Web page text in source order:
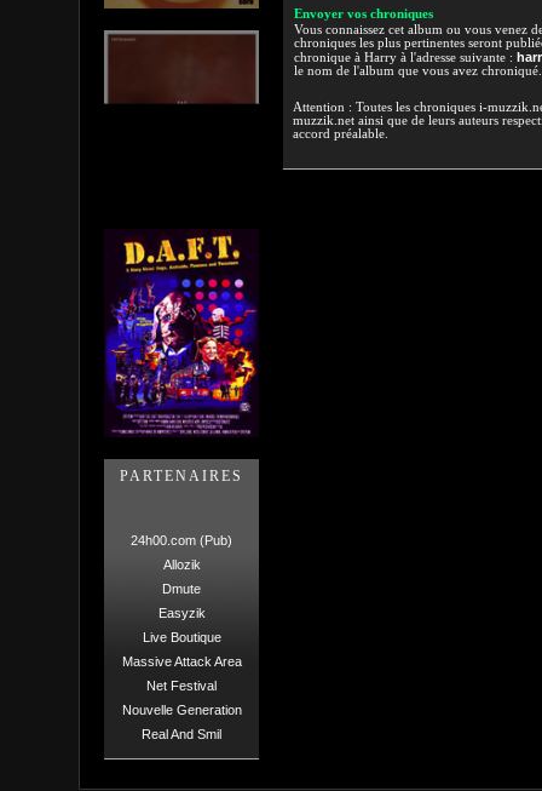
PARTENAIRES
24h00.com (Pub)
Allozik
Dmute
Easyzik
Live Boutique
Massive Attack Area
Net Festival
Nouvelle Generation
Real And Smil
Envoyer vos chroniques
Vous connaissez cet album ou vous venez
chroniques les plus pertinentes seront
chronique à Harry à l'adresse suivante :
le nom de l'album que vous avez
Attention : Toutes les chroniques i-
muzzik.net ainsi que de leurs auteurs
accord préalable.